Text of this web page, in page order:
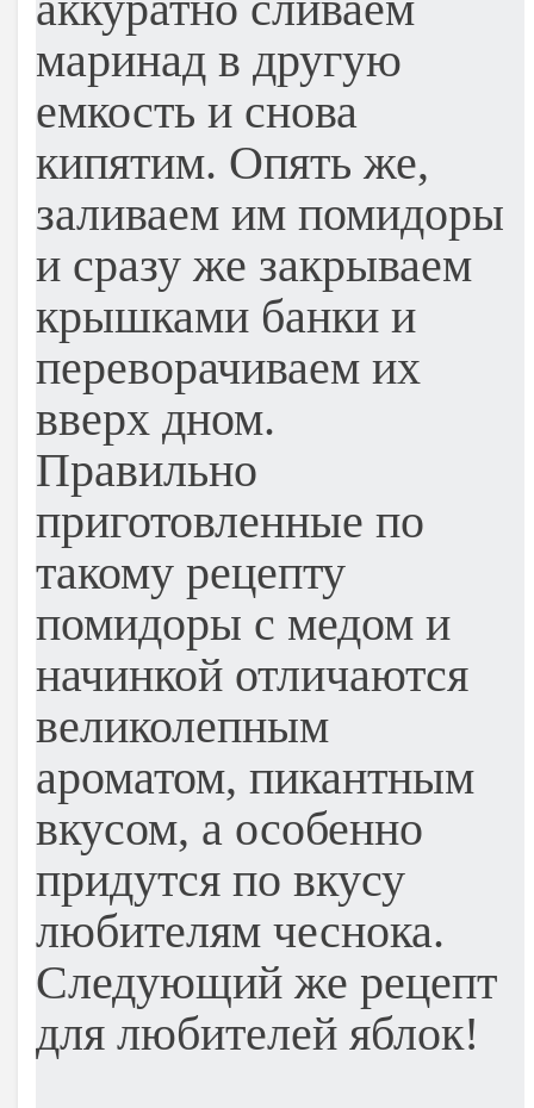
маринад в другую
емкость и снова
кипятим. Опять же,
заливаем им помидоры
и сразу же закрываем
крышками банки и
переворачиваем их
вверх дном.
Правильно
приготовленные по
такому рецепту
помидоры с медом и
начинкой отличаются
великолепным
ароматом, пикантным
вкусом, а особенно
придутся по вкусу
любителям чеснока.
Следующий же рецепт
для любителей яблок!